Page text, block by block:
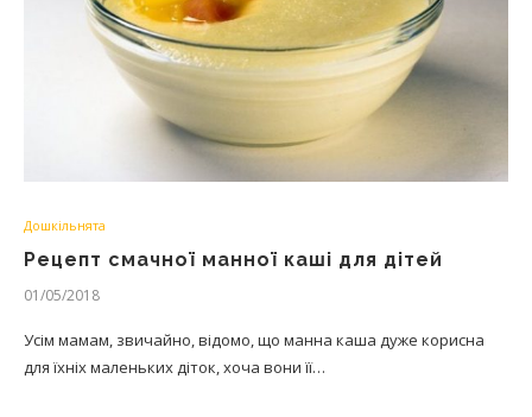
Дошкільнята
Рецепт смачної манної каші для дітей
01/05/2018
Усім мамам, звичайно, відомо, що манна каша дуже корисна
для їхніх маленьких діток, хоча вони її…